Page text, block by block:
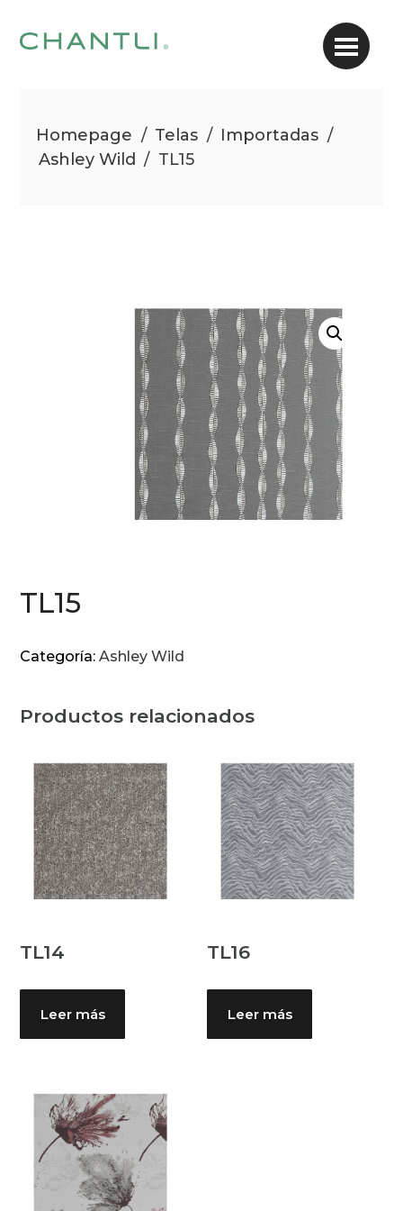
Homepage / Telas / Importadas /
Ashley Wild / TL15
TL15
Categoría:Ashley Wild
Productos relacionados
TL14
Leer más
TL16
Leer más